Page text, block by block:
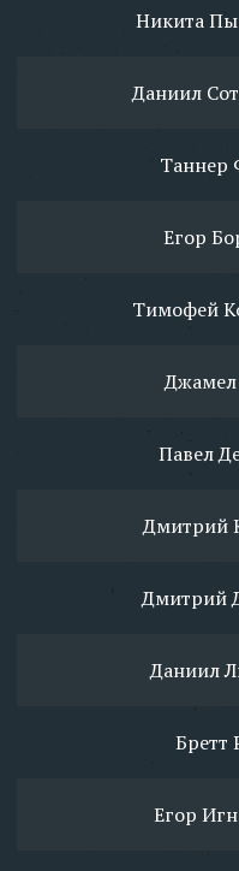
Никита
Даниил
Таннер
Егор
Тимофей
Джамел
Павел
Дмитрий
Дмитрий
Даниил
Бретт
Егор